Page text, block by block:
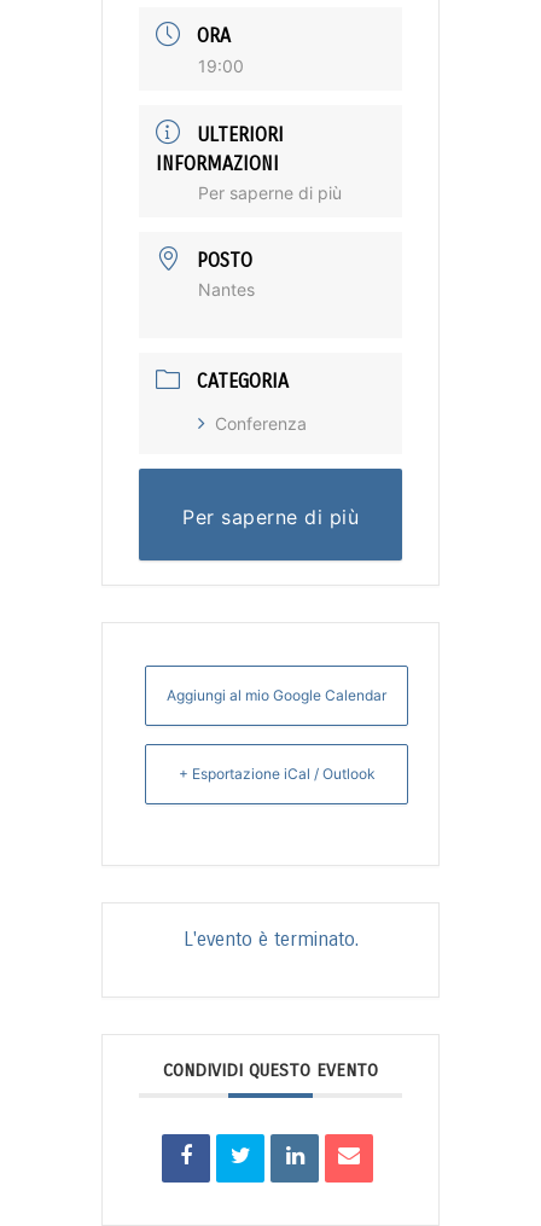
ORA
19:00
ULTERIORI
INFORMAZIONI
Per saperne di più
POSTO
Nantes
CATEGORIA
Conferenza
Per saperne di più
Aggiungi al mio Google Calendar
+ Esportazione iCal / Outlook
L'evento è terminato.
CONDIVIDI QUESTO EVENTO